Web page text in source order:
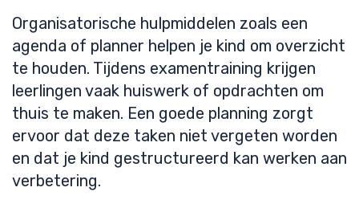
Organisatorische hulpmiddelen zoals een
agenda of planner helpen je kind om overzicht
te houden. Tijdens examentraining krijgen
leerlingen vaak huiswerk of opdrachten om
thuis te maken. Een goede planning zorgt
ervoor dat deze taken niet vergeten worden
en dat je kind gestructureerd kan werken aan
verbetering.